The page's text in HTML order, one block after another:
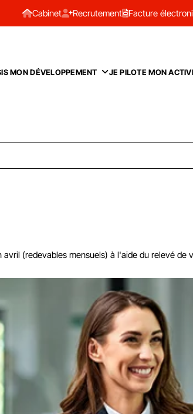
Cabinet Recrutement Facture
MON DÉVELOPPEMENT JE PILOTE MON
(redevables mensuels) à l'aide du relevé de